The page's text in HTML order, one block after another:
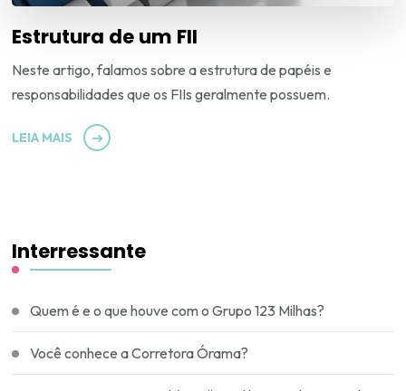
Estrutura de um FII
Neste artigo, falamos sobre a estrutura de papéis e
responsabilidades que os FIIs geralmente possuem.
LEIA MAIS
Interressante
Quem é e o que houve com o Grupo 123 Milhas?
Você conhece a Corretora Órama?